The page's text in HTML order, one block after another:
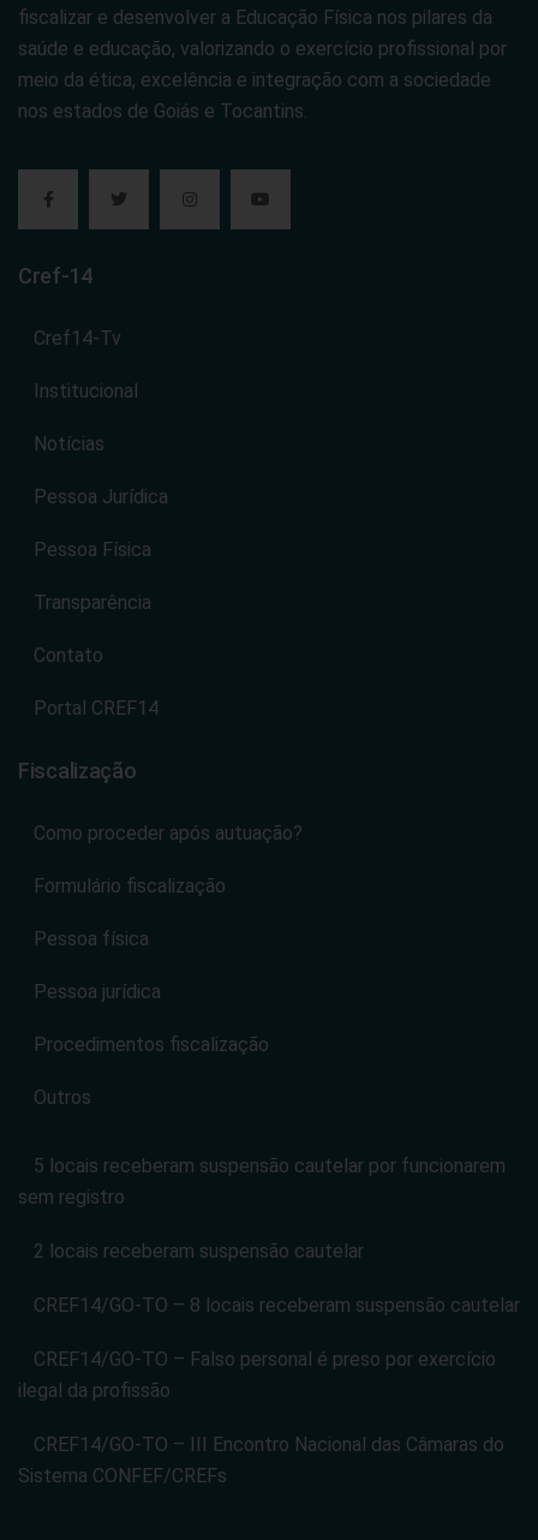
fiscalizar e desenvolver a Educação Física nos pilares da
saúde e educação, valorizando o exercício profissional por
meio da ética, excelência e integração com a sociedade
nos estados de Goiás e Tocantins.
Cref-14
Cref14-Tv
Institucional
Notícias
Pessoa Jurídica
Pessoa Física
Transparência
Contato
Portal CREF14
Fiscalização
Como proceder após autuação?
Formulário fiscalização
Pessoa física
Pessoa jurídica
Procedimentos fiscalização
Outros
5 locais receberam suspensão cautelar por funcionarem
sem registro
2 locais receberam suspensão cautelar
CREF14/GO-TO – 8 locais receberam suspensão cautelar
CREF14/GO-TO – Falso personal é preso por exercício
ilegal da profissão
CREF14/GO-TO – III Encontro Nacional das Câmaras do
Sistema CONFEF/CREFs